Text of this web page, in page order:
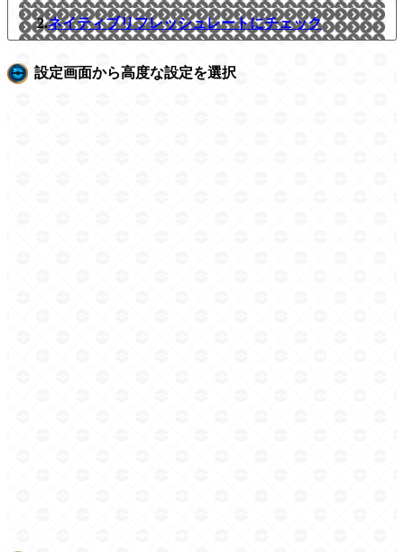
2.ネイティブリフレッシュレートにチェック
設定画面から高度な設定を選択